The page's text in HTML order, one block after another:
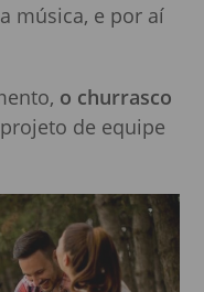
música, e por aí
o churrasco
de equipe